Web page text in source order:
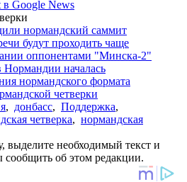
в Google News
нормандский саммит
будут проходить чаще
оппонентами "Минска-2"
Нормандии началась
нормандского формата
четверки
, донбасс, Поддержка,
четверка, нормандская
выделите необходимый текст и
об этом редакции.